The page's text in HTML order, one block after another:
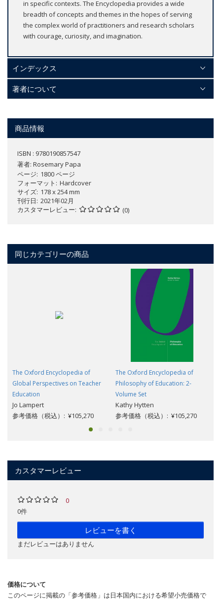
in specific contexts. The Encyclopedia provides a wide
breadth of concepts and themes in the hopes of serving
the complex world of practitioners and research scholars
with courage, curiosity, and imagination.
インデックス
著者について
商品情報
ISBN : 9780190857547
著者: Rosemary Papa
ページ 1800 ページ
フォーマット
Hardcover
サイズ 178 x 254 mm
刊行日 2021年02月
カスタマーレビュー
(0)
同じカテゴリーの商品
The Oxford Encyclopedia of
Global Perspectives on Teacher
Education
Jo Lampert
参考価格（税込）: ¥105,270
The Oxford Encyclopedia of
Philosophy of Education: 2-
Volume Set
Kathy Hytten
参考価格（税込）: ¥105,270
カスタマーレビュー
0
0件
レビューを書く
まだレビューはありません
価格について
このページに掲載の「参考価格」は日本国内における希望小売価格で